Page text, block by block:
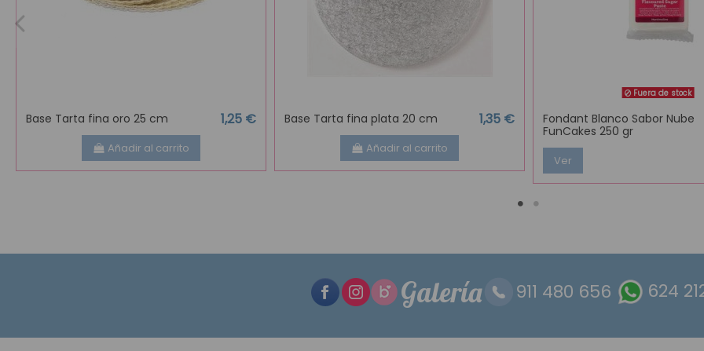
Base Tarta fina oro 25 cm 1,25 €
Añadir al carrito
Base Tarta fina plata 20 cm 1,35 €
Añadir al carrito
Fuera de stock
Fondant Blanco Sabor Nube
FunCakes 250 gr
Ver
Galería 911 480 656 624